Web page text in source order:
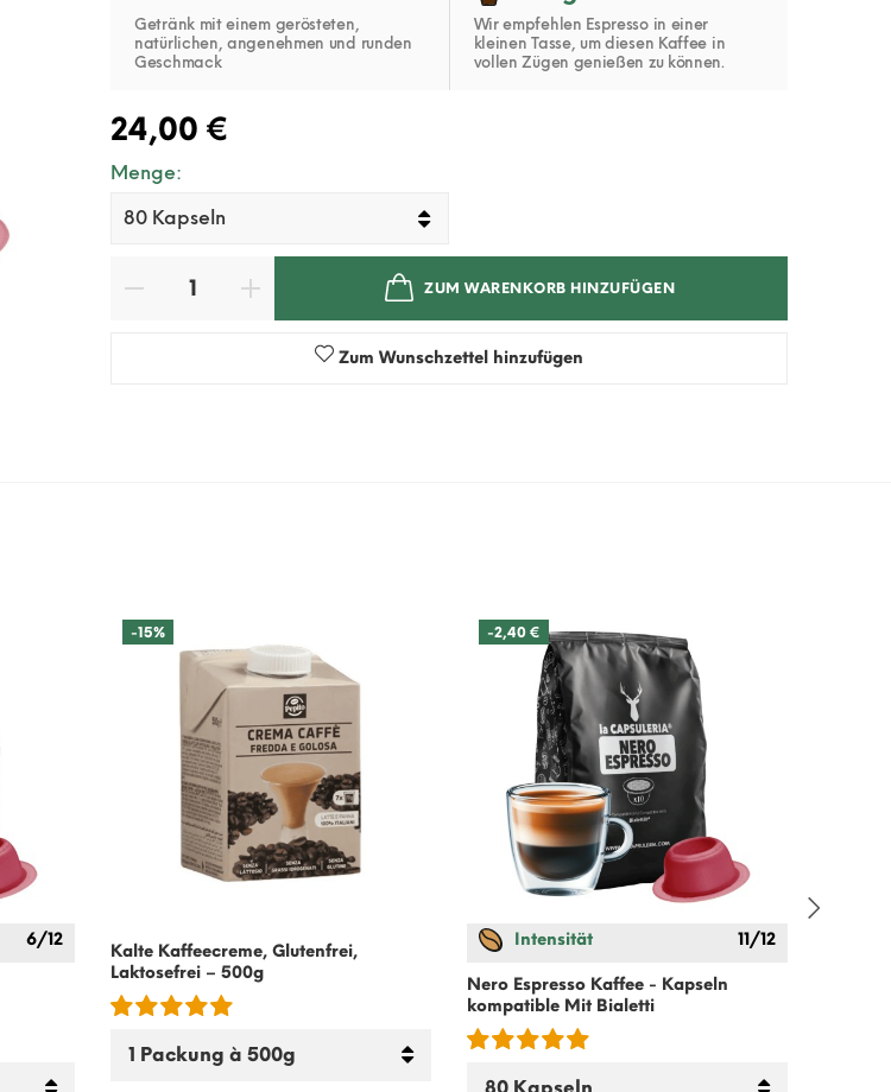
Getränk mit einem gerösteten,
natürlichen, angenehmen und runden
Geschmack
Wir empfehlen Espresso in einer
kleinen Tasse, um diesen Kaffee in
vollen Zügen genießen zu können.
24,00 €
Menge:
ZUM WARENKORB HINZUFÜGEN
Zum Wunschzettel hinzufügen
6/12
-15%
Kalte Kaffeecreme, Glutenfrei,
Laktosefrei – 500g
-2,40 €
Intensität 11/12
Nero Espresso Kaffee - Kapseln
kompatible Mit Bialetti